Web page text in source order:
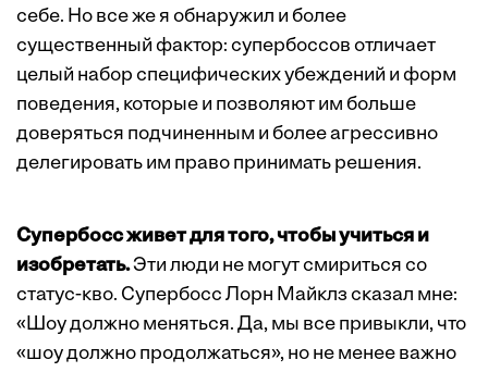
себе. Но все же я обнаружил и более
существенный фактор: супербоссов отличает
целый набор специфических убеждений и форм
поведения, которые и позволяют им больше
доверяться подчиненным и более агрессивно
делегировать им право принимать решения.
Супербосс живет для того, чтобы учиться и
изобретать.Эти люди не могут смириться со
статус-кво. Супербосс Лорн Майклз сказал мне:
«Шоу должно меняться. Да, мы все привыкли, что
«шоу должно продолжаться», но не менее важно